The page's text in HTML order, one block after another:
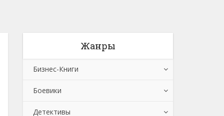
Жанры
Бизнес-Книги
Банковское дело
Бухучет, налогообложение, аудит
Боевики
Боевики: Прочее
Детективы